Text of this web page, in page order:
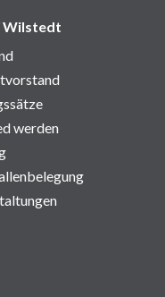
Wilstedt
werden